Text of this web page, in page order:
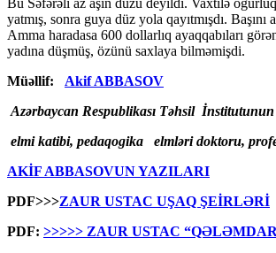
Bu Səfərəli az aşın duzu deyildi. Vaxtilə
yatmış, sonra guya düz yola qayıtmışdı. Başını
Amma haradasa 600 dollarlıq ayaqqabıları
yadına düşmüş, özünü saxlaya bilməmişdi.
Müəllif: Akif ABBASOV
Azərbaycan Respublikası Təhsil İnstitutunun
elmi katibi, pedaqogika elmləri doktoru,
AKİF ABBASOVUN YAZILARI
PDF>>>ZAUR USTAC UŞAQ ŞEİRLƏRİ
PDF: >>>>> ZAUR USTAC